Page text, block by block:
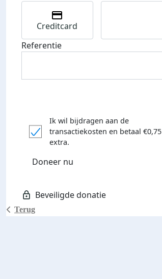
Donateurs bedankt
Terug
Creditcard
Referentie
Ik wil bijdragen aan de
transactiekosten en betaal €0,75
extra.
Doneer nu